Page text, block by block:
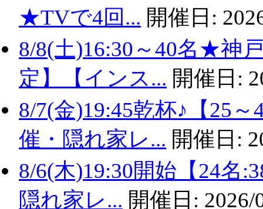
★TVで4回... 開催日:
8/8(土)16:30～40名★神
定】【インス... 開催日:
8/7(金)19:45乾杯♪【25
催・隠れ家レ... 開催日:
8/6(木)19:30開始【24名
隠れ家レ... 開催日: 2026/